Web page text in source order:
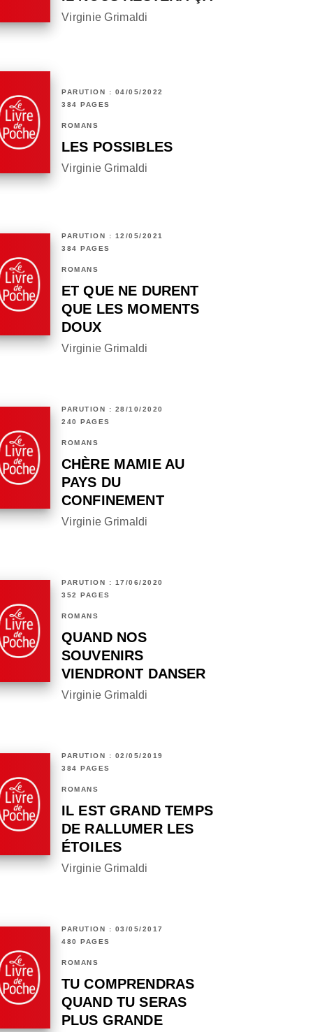
Virginie Grimaldi
PARUTION : 04/05/2022
384 PAGES
ROMANS
LES POSSIBLES
Virginie Grimaldi
PARUTION : 12/05/2021
384 PAGES
ROMANS
ET QUE NE DURENT
QUE LES MOMENTS
DOUX
Virginie Grimaldi
PARUTION : 28/10/2020
240 PAGES
ROMANS
CHÈRE MAMIE AU
PAYS DU
CONFINEMENT
Virginie Grimaldi
PARUTION : 17/06/2020
352 PAGES
ROMANS
QUAND NOS
SOUVENIRS
VIENDRONT DANSER
Virginie Grimaldi
PARUTION : 02/05/2019
384 PAGES
ROMANS
IL EST GRAND TEMPS
DE RALLUMER LES
ÉTOILES
Virginie Grimaldi
PARUTION : 03/05/2017
480 PAGES
ROMANS
TU COMPRENDRAS
QUAND TU SERAS
PLUS GRANDE